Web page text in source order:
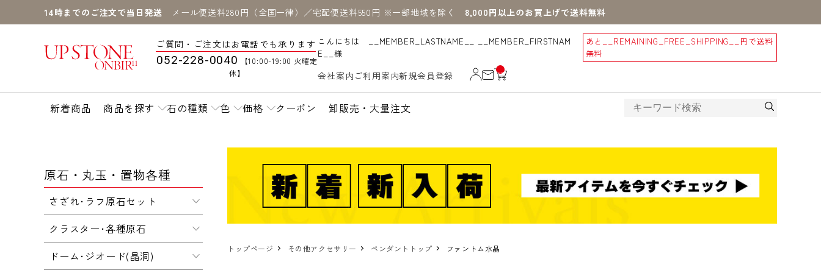
14時までのご注文で当日発送 メール便送料280円（全国一律）／宅配便送料550円 ※一部地域を除く 8,000円以上のお買上げで送料無料
ご質問・ご注文はお電話でも承ります
052-228-0040
【10:00-19:00 火曜定
休】
こんにちは __MEMBER_LASTNAME__ __MEMBER_FIRSTNAM
E__様
あと __REMAINING_FREE_SHIPPING__
円で送料
無料
会社案内 ご利用案内新規会員登録
__
IT
_C
新着商品 商品を探す 石の種類 色 価格 クーポン 卸販売・大量注文
トップページ その他アクセサリー ペンダントトップ ファントム水晶
原石・丸玉・置物各種
さざれ･ラフ原石セット
クラスター･各種原石
ドーム･ジオード(晶洞)